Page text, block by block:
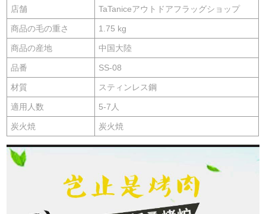
店舗 TaTaniceアウトドアフラッグショップ
商品の毛の重さ 1.75 kg
商品の産地 中国大陸
品番 SS-08
材質 スティンレス鋼
適用人数 5-7人
炭火焼 炭火焼